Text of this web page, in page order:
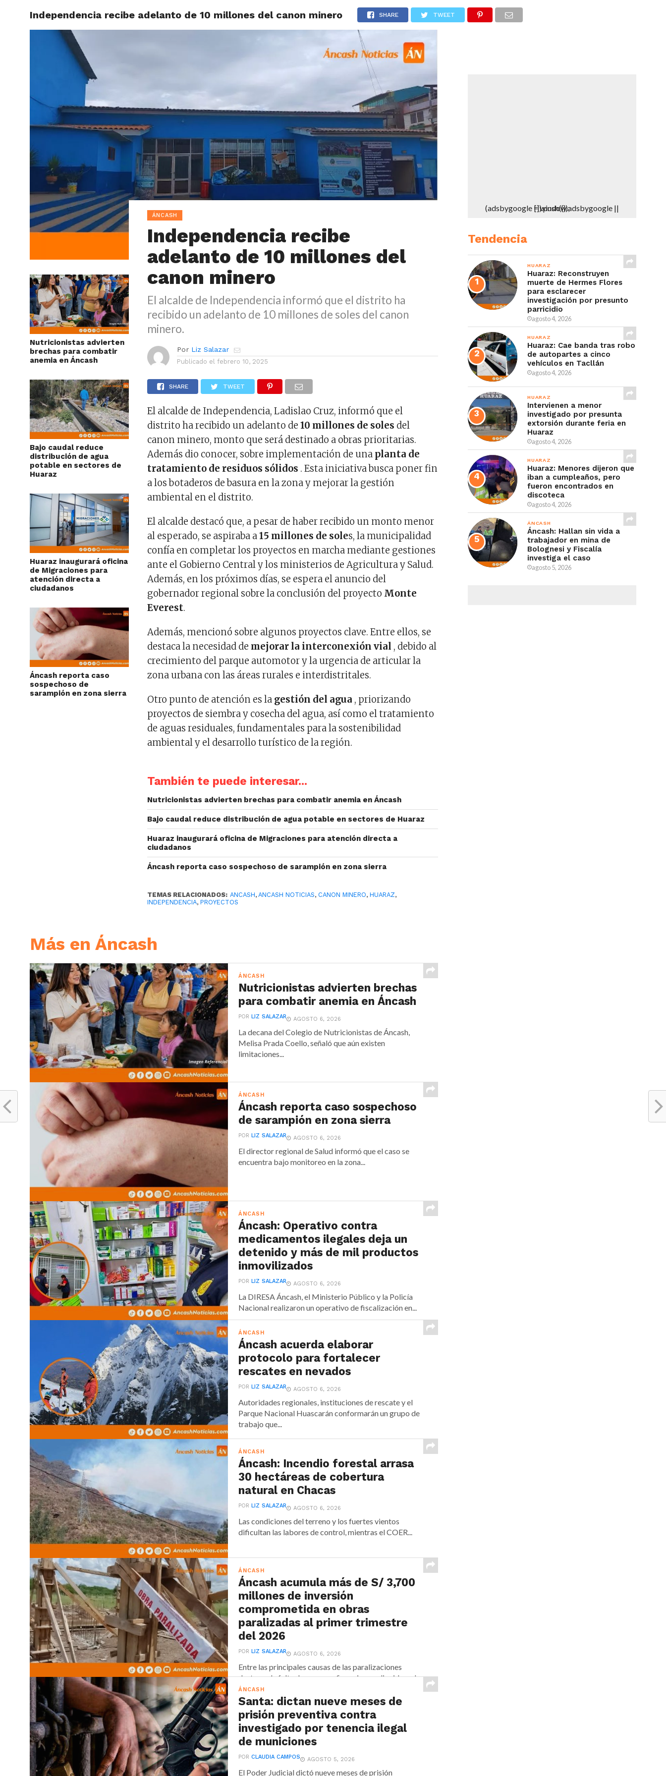
ACTUALIDAD HUARAZ ÁNCASH TÚ ELIGES 2026 POLICIALES DEPORTES DENUNCIAS WHATSAPP
Independencia recibe adelanto de 10 millones del canon minero SHARE TWEET
Nutricionistas advierten
brechas para combatir
anemia en Áncash
Bajo caudal reduce
distribución de agua
potable en sectores de
Huaraz
Huaraz inaugurará oficina
de Migraciones para
atención directa a
ciudadanos
Áncash reporta caso
sospechoso de
sarampión en zona sierra
ÁNCASH
Independencia recibe
adelanto de 10 millones del
canon minero
El alcalde de Independencia informó que el distrito ha
recibido un adelanto de 10 millones de soles del canon
minero.
Por Liz Salazar
Publicado el febrero 10, 2025
SHARE TWEET
El alcalde de Independencia, Ladislao Cruz, informó que el
distrito ha recibido un adelanto de10 millones de soles del
canon minero, monto que será destinado a obras prioritarias.
Además dio conocer, sobre implementación de una planta de
tratamiento de residuos sólidos . Esta iniciativa busca poner fin
a los botaderos de basura en la zona y mejorar la gestión
ambiental en el distrito.
El alcalde destacó que, a pesar de haber recibido un monto menor
al esperado, se aspiraba a15 millones de soles, la municipalidad
confía en completar los proyectos en marcha mediante gestiones
ante el Gobierno Central y los ministerios de Agricultura y Salud.
Además, en los próximos días, se espera el anuncio del
gobernador regional sobre la conclusión del proyecto Monte
Everest.
Además, mencionó sobre algunos proyectos clave. Entre ellos, se
destaca la necesidad de mejorar la interconexión vial , debido al
crecimiento del parque automotor y la urgencia de articular la
zona urbana con las áreas rurales e interdistritales.
Otro punto de atención es la gestión del agua , priorizando
proyectos de siembra y cosecha del agua, así como el tratamiento
de aguas residuales, fundamentales para la sostenibilidad
ambiental y el desarrollo turístico de la región.
También te puede interesar...
Nutricionistas advierten brechas para combatir anemia en Áncash
Bajo caudal reduce distribución de agua potable en sectores de Huaraz
Huaraz inaugurará oficina de Migraciones para atención directa a
ciudadanos
Áncash reporta caso sospechoso de sarampión en zona sierra
TEMAS RELACIONADOS: ANCASH,ANCASH NOTICIAS, CANON MINERO,HUARAZ,
INDEPENDENCIA,PROYECTOS
Más en Áncash
ÁNCASH
Nutricionistas advierten brechas
para combatir anemia en Áncash
PORLIZ SALAZAR AGOSTO 6, 2026
La decana del Colegio de Nutricionistas de Áncash,
Melisa Prada Coello, señaló que aún existen
limitaciones...
ÁNCASH
Áncash reporta caso sospechoso
de sarampión en zona sierra
PORLIZ SALAZAR AGOSTO 6, 2026
El director regional de Salud informó que el caso se
encuentra bajo monitoreo en la zona...
ÁNCASH
Áncash: Operativo contra
medicamentos ilegales deja un
detenido y más de mil productos
inmovilizados
PORLIZ SALAZAR AGOSTO 6, 2026
La DIRESA Áncash, el Ministerio Público y la Policía
Nacional realizaron un operativo de fiscalización en...
ÁNCASH
Áncash acuerda elaborar
protocolo para fortalecer
rescates en nevados
PORLIZ SALAZAR AGOSTO 6, 2026
Autoridades regionales, instituciones de rescate y el
Parque Nacional Huascarán conformarán un grupo de
trabajo que...
ÁNCASH
Áncash: Incendio forestal arrasa
30 hectáreas de cobertura
natural en Chacas
PORLIZ SALAZAR AGOSTO 6, 2026
Las condiciones del terreno y los fuertes vientos
dificultan las labores de control, mientras el COER...
ÁNCASH
Áncash acumula más de S/ 3,700
millones de inversión
comprometida en obras
paralizadas al primer trimestre
del 2026
PORLIZ SALAZAR AGOSTO 6, 2026
Entre las principales causas de las paralizaciones
destacan la falta de recursos financieros y liquidez, el...
ÁNCASH
Santa: dictan nueve meses de
prisión preventiva contra
investigado por tenencia ilegal
de municiones
PORCLAUDIA CAMPOS AGOSTO 5, 2026
El Poder Judicial dictó nueve meses de prisión
(adsbygoogle = window.adsbygoogle || []).push({});
Tendencia
HUARAZ
Huaraz: Reconstruyen
muerte de Hermes Flores
para esclarecer
investigación por presunto
parricidio
agosto 4, 2026
HUARAZ
Huaraz: Cae banda tras robo
de autopartes a cinco
vehículos en Tacllán
agosto 4, 2026
HUARAZ
Intervienen a menor
investigado por presunta
extorsión durante feria en
Huaraz
agosto 4, 2026
HUARAZ
Huaraz: Menores dijeron que
iban a cumpleaños, pero
fueron encontrados en
discoteca
agosto 4, 2026
ÁNCASH
Áncash: Hallan sin vida a
trabajador en mina de
Bolognesi y Fiscalía
investiga el caso
agosto 5, 2026